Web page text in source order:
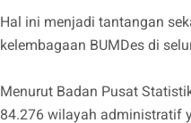
Hal ini menjadi tantangan
kelembagaan BUMDes di
Menurut Badan Pusat
84.276 wilayah administratif